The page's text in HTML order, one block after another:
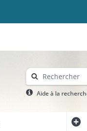
Aide à la